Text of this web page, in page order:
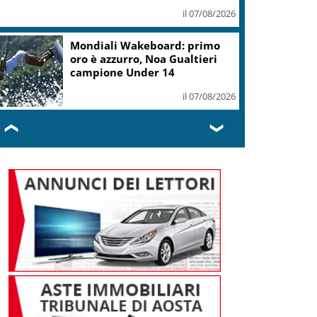
il 07/08/2026
Lenarduzzi (Pd): svolta immediata
declino
❮ ❯